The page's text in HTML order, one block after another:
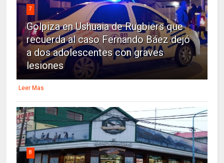
7
Golpiza en Ushuaia de Rugbiers que
recuerda al caso Fernando Báez dejó
a dos adolescentes con graves
lesiones
Leer Mas
8